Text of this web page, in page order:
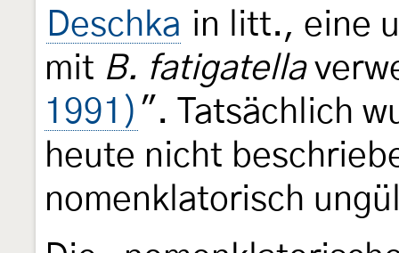
Deschka in litt., eine
mit B. fatigatella
1991) ". Tatsächlich
heute nicht
nomenklatorisch